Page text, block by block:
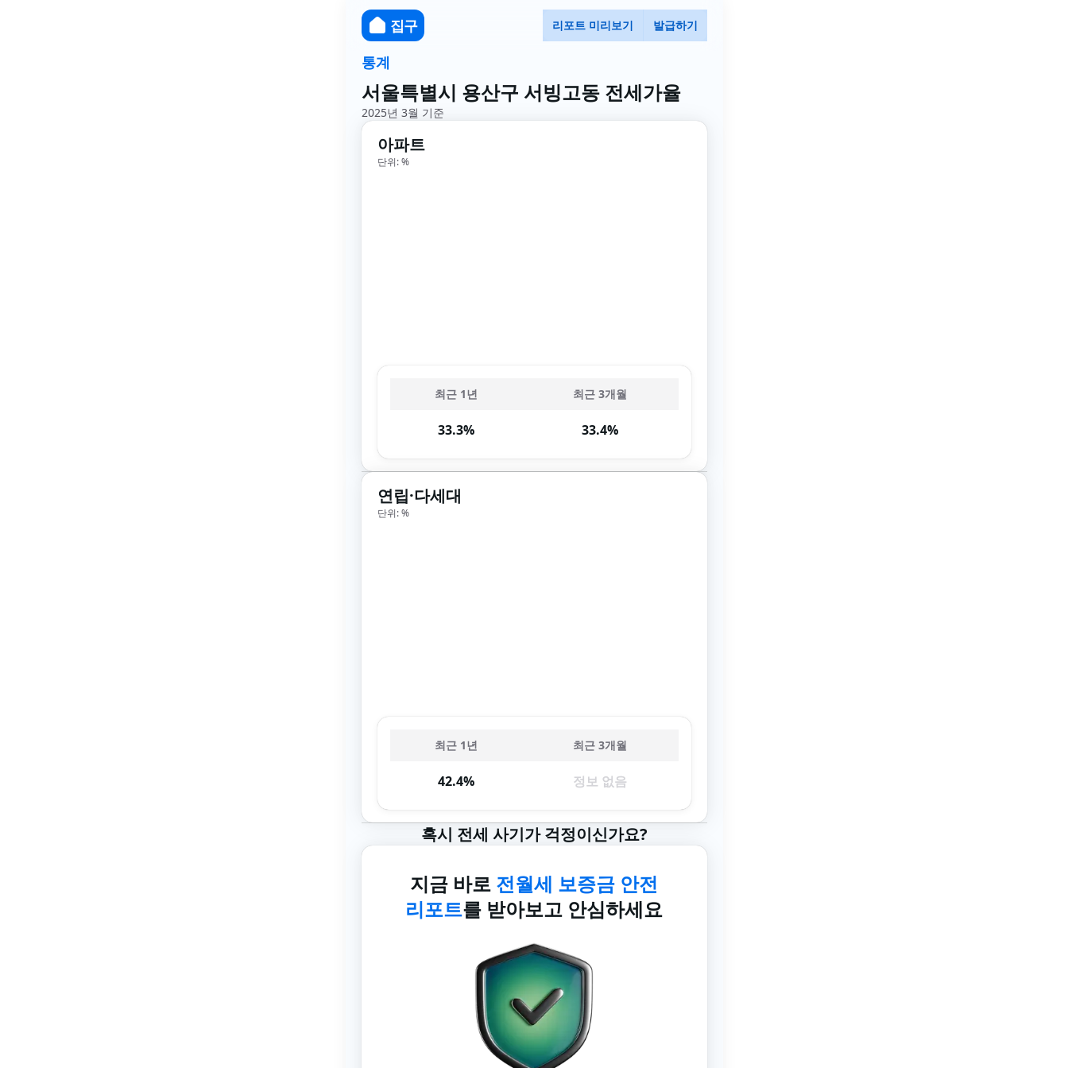
집구 리포트 미리보기 발급하기
통계
서울특별시 용산구 서빙고동 전세가율
2025년 3월 기준
아파트
단위: %
최근 1년 최근 3개월
33.3% 33.4%
연립·다세대
단위: %
최근 1년 최근 3개월
42.4% 정보 없음
혹시 전세 사기가 걱정이신가요?
지금 바로 전월세 보증금 안전
리포트를 받아보고 안심하세요